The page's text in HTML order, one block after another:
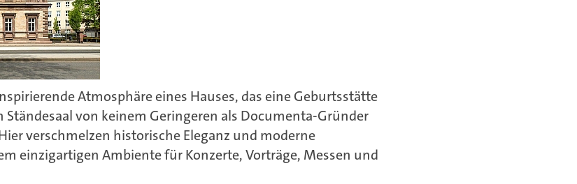
Atmosphäre eines Hauses, das eine Geburtsstätte
Ständesaal von keinem Geringeren als Documenta-Gründer
verschmelzen historische Eleganz und moderne
einzigartigen Ambiente für Konzerte, Vorträge, Messen und